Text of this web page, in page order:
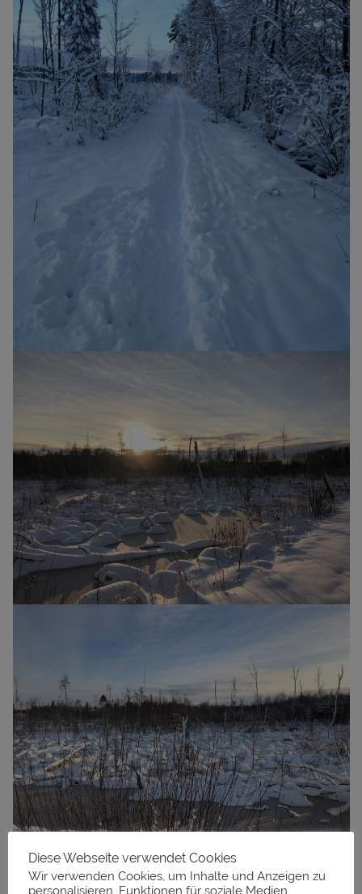
Diese Webseite verwendet Cookies
Wir verwenden Cookies, um Inhalte und Anzeigen zu
personalisieren, Funktionen für soziale Medien